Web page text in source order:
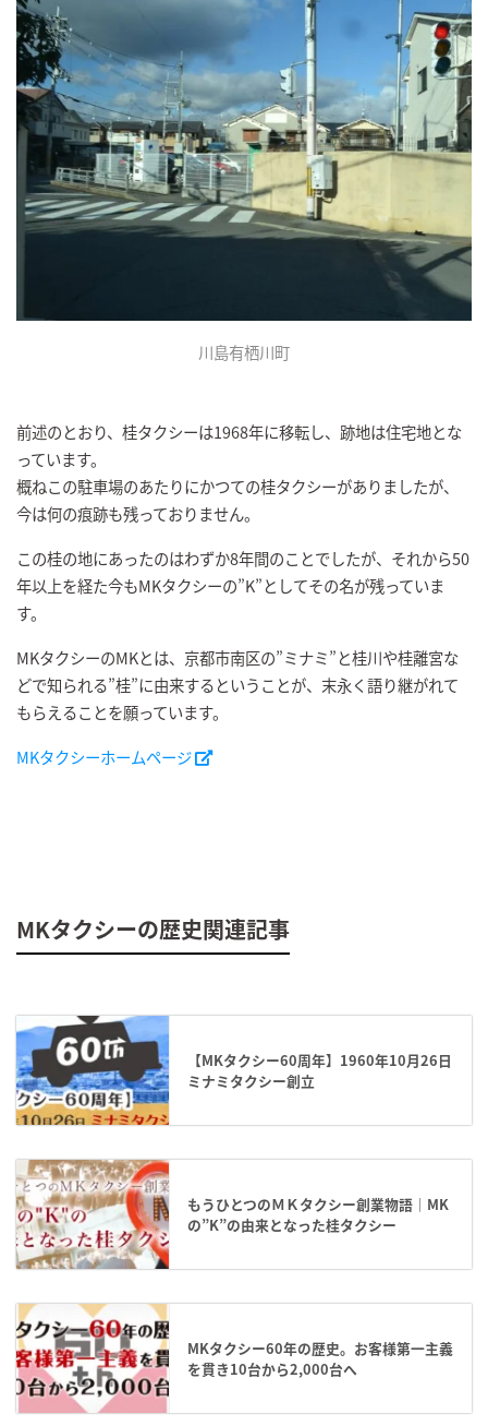
川島有栖川町
前述のとおり、桂タクシーは1968年に移転し、跡地は住宅地とな
っています。
概ねこの駐車場のあたりにかつての桂タクシーがありましたが、
今は何の痕跡も残っておりません。
この桂の地にあったのはわずか8年間のことでしたが、それから50
年以上を経た今もMKタクシーの”K”としてその名が残っていま
す。
MKタクシーのMKとは、京都市南区の”ミナミ”と桂川や桂離宮な
どで知られる”桂”に由来するということが、末永く語り継がれて
もらえることを願っています。
MKタクシーホームページ
MKタクシーの歴史関連記事
【MKタクシー60周年】1960年10月26日
ミナミタクシー創立
もうひとつのＭＫタクシー創業物語｜MK
の”K”の由来となった桂タクシー
MKタクシー60年の歴史。お客様第一主義
を貫き10台から2,000台へ